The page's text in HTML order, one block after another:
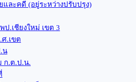
และคดี (อยู่ระหว่างปรับปรุง)
ป.เชียงใหม่ เขต 3
.เขต
น
ก.ต.ป.น.